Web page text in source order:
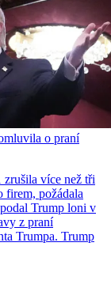
o praní
zrušila více než tři
firem, požádala
Trump loni v
z praní
Trumpa. Trump